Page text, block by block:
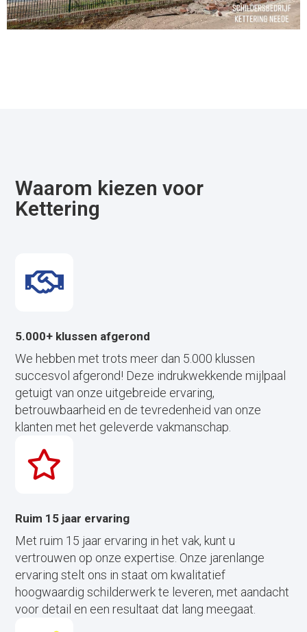
Waarom kiezen voor
Kettering
5.000+ klussen afgerond
We hebben met trots meer dan 5.000 klussen
succesvol afgerond! Deze indrukwekkende mijlpaal
getuigt van onze uitgebreide ervaring,
betrouwbaarheid en de tevredenheid van onze
klanten met het geleverde vakmanschap.
Ruim 15 jaar ervaring
Met ruim 15 jaar ervaring in het vak, kunt u
vertrouwen op onze expertise. Onze jarenlange
ervaring stelt ons in staat om kwalitatief
hoogwaardig schilderwerk te leveren, met aandacht
voor detail en een resultaat dat lang meegaat.